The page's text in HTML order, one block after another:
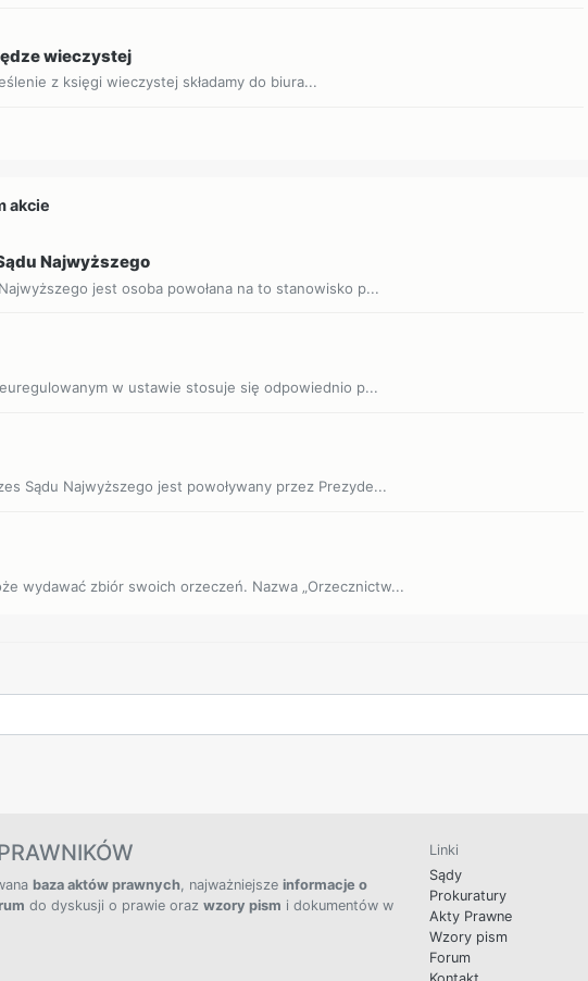
wieczystej
z księgi wieczystej składamy do biura...
akcie
Najwyższego
jest osoba powołana na to stanowisko p...
w ustawie stosuje się odpowiednio p...
Sądu Najwyższego jest powoływany przez Prezyde...
wydawać zbiór swoich orzeczeń. Nazwa „Orzecznictw...
baza aktów prawnych, najważniejsze informacje o
do dyskusji o prawie oraz wzory pism i dokumentów w
Linki
Sądy
Prokuratury
Akty Prawne
Wzory pism
Forum